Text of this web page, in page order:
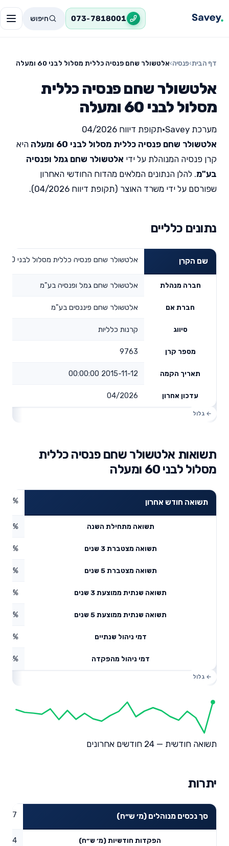
073-7818001 חיפוש
דף הבית›פנסיה›אלטשולר שחם פנסיה כללית מסלול לבני 60 ומעלה
אלטשולר שחם פנסיה כללית
מסלול לבני 60 ומעלה
מערכת Savey •תקופת דיווח 04/2026
אלטשולר שחם פנסיה כללית מסלול לבני 60 ומעלה
היא
קרן פנסיה המנוהלת על ידי אלטשולר שחם גמל ופנסיה
בע"מ. להלן הנתונים המלאים מהדוח החודשי האחרון
שפורסם על ידי משרד האוצר (תקופת דיווח 04/2026).
נתונים כלליים
שם הקרן אלטשולר שחם פנסיה כללית מסלול לבני 60 ומעלה
חברה מנהלת אלטשולר שחם גמל ופנסיה בע"מ
חברת אם אלטשולר שחם פיננסים בע"מ
סיווג קרנות כלליות
מספר קרן 9763
תאריך הקמה 2015-11-12 00:00:00
עדכון אחרון 04/2026
תשואות אלטשולר שחם פנסיה כללית
מסלול לבני 60 ומעלה
תשואה חודש אחרון
תשואה מתחילת השנה 1.7%
תשואה מצטברת 3 שנים
תשואה מצטברת 5 שנים
תשואה שנתית ממוצעת 3 שנים 8.13%
תשואה שנתית ממוצעת 5 שנים 4.16%
דמי ניהול שנתיים 0.18%
דמי ניהול מהפקדה
תשואה חודשית — 24 חודשים אחרונים
יתרות
סך נכסים מנוהלים (מ׳ ש״ח)
הפקדות חודשיות (מ׳ ש״ח) 1.24